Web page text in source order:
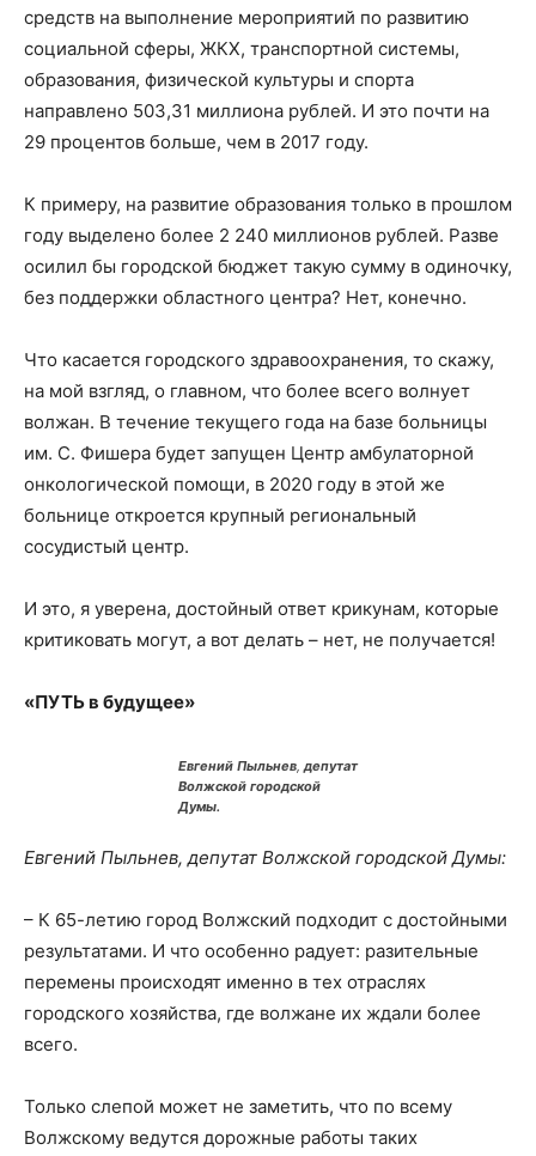
средств на выполнение мероприятий по развитию
социальной сферы, ЖКХ, транспортной системы,
образования, физической культуры и спорта
направлено 503,31 миллиона рублей. И это почти на
29 процентов больше, чем в 2017 году.
К примеру, на развитие образования только в прошлом
году выделено более 2 240 миллионов рублей. Разве
осилил бы городской бюджет такую сумму в одиночку,
без поддержки областного центра? Нет, конечно.
Что касается городского здравоохранения, то скажу,
на мой взгляд, о главном, что более всего волнует
волжан. В течение текущего года на базе больницы
им. С. Фишера будет запущен Центр амбулаторной
онкологической помощи, в 2020 году в этой же
больнице откроется крупный региональный
сосудистый центр.
И это, я уверена, достойный ответ крикунам, которые
критиковать могут, а вот делать – нет, не получается!
«ПУТЬ в будущее»
Евгений Пыльнев,депутат
Волжской городской
Думы.
Евгений Пыльнев, депутат Волжской городской Думы:
– К 65-летию город Волжский подходит с достойными
результатами. И что особенно радует: разительные
перемены происходят именно в тех отраслях
городского хозяйства, где волжане их ждали более
всего.
Только слепой может не заметить, что по всему
Волжскому ведутся дорожные работы таких